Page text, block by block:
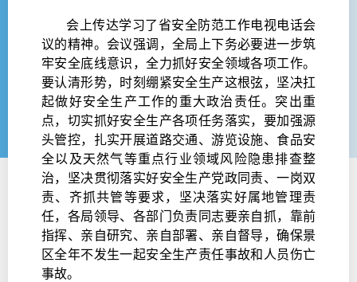
会上传达学习了省安全防范工作电视电话会
议的精神。会议强调，全局上下务必要进一步筑
牢安全底线意识，全力抓好安全领域各项工作。
要认清形势，时刻绷紧安全生产这根弦，坚决扛
起做好安全生产工作的重大政治责任。突出重
点，切实抓好安全生产各项任务落实，要加强源
头管控，扎实开展道路交通、游览设施、食品安
全以及天然气等重点行业领域风险隐患排查整
治，坚决贯彻落实好安全生产党政同责、一岗双
责、齐抓共管等要求，坚决落实好属地管理责
任，各局领导、各部门负责同志要亲自抓，靠前
指挥、亲自研究、亲自部署、亲自督导，确保景
区全年不发生一起安全生产责任事故和人员伤亡
事故。